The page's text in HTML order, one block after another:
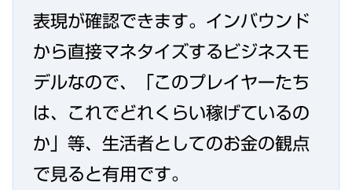
表現が確認できます。インバウンド
から直接マネタイズするビジネスモ
デルなので、「このプレイヤーたち
は、これでどれくらい稼げているの
か」等、生活者としてのお金の観点
で見ると有用です。